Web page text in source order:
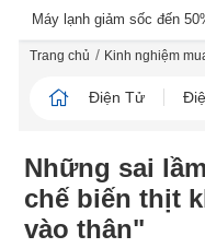
Máy lạnh giảm sốc đến
Trang chủ / Kinh nghiệm
Điện Tử
Những sai
chế biến thịt
vào thân"